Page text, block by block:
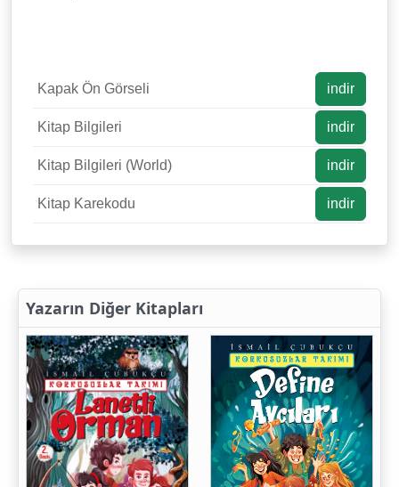
Kapak Ön Görseli indir
Kitap Bilgileri indir
Kitap Bilgileri (World) indir
Kitap Karekodu indir
Yazarın Diğer Kitapları